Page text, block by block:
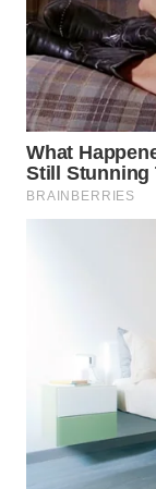
WN
BORNEO
Wahana
Media
Group
WAHANA
ADVOKAT
WAHANA
INFRASTRUKTUR